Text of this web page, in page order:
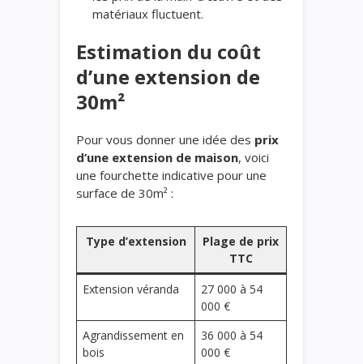
matériaux fluctuent.
Estimation du coût
d’une extension de
30m²
Pour vous donner une idée des prix
d’une extension de maison, voici
une fourchette indicative pour une
surface de 30m² :
Type d’extension
Plage de prix
TTC
Extension véranda
27 000 à 54
000 €
Agrandissement en
bois
36 000 à 54
000 €